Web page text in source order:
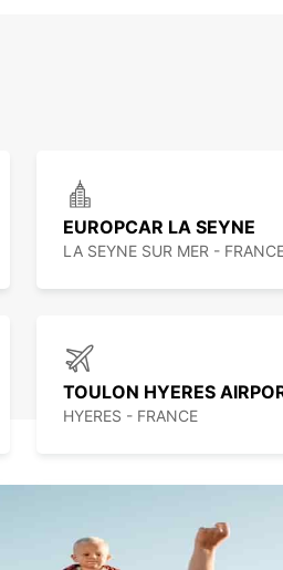
EUROPCAR LA SEYNE
LA SEYNE SUR MER -
TOULON HYERES
HYERES - FRANCE
MARSEILLE PRADO